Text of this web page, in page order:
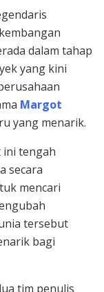
dalam tahap
yang kini
Margot
yang menarik.
ini tengah
secara
mencari
tersebut
bagi
tim penulis